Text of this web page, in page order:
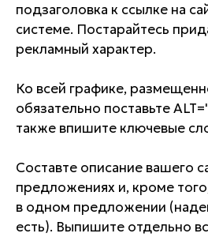
подзаголовка к ссылке на
системе. Постарайтесь
рекламный характер.
Ко всей графике,
обязательно поставьте
также впишите ключевые
Cоставте описание вашего
предложениях и, кроме
в одном предложении
есть). Выпишите отдельно